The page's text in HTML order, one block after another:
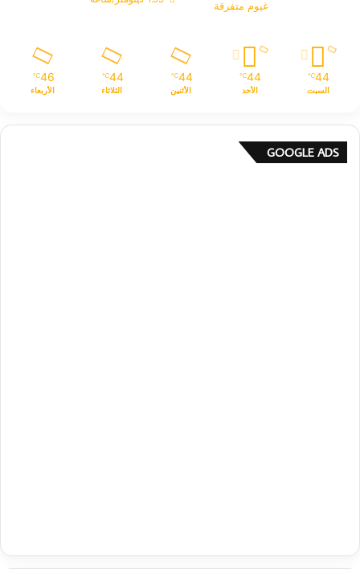
غيوم متفرقة
44
℃
السبت
44
℃
الأحد
44
℃
الأثنين
44
℃
الثلاثاء
46
℃
الأربعاء
GOOGLE ADS